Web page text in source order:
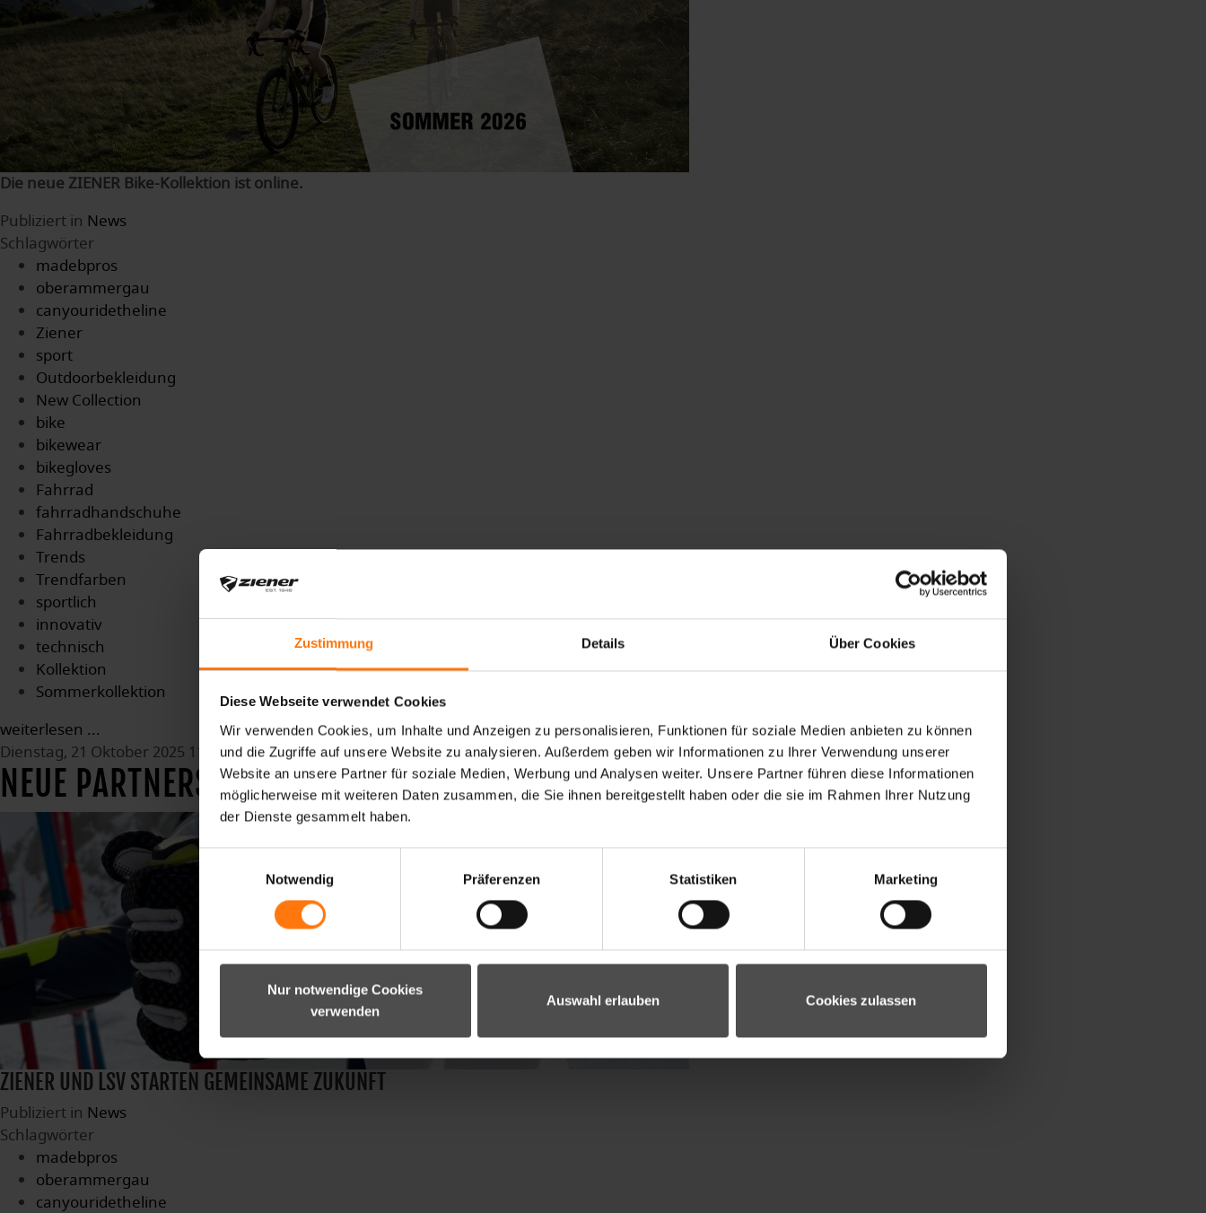
Zustimmung Details Über Cookies
Diese Webseite verwendet Cookies
Wir verwenden Cookies, um Inhalte und Anzeigen zu personalisieren, Funktionen für soziale Medien anbieten zu können
und die Zugriffe auf unsere Website zu analysieren. Außerdem geben wir Informationen zu Ihrer Verwendung unserer
Website an unsere Partner für soziale Medien, Werbung und Analysen weiter. Unsere Partner führen diese Informationen
möglicherweise mit weiteren Daten zusammen, die Sie ihnen bereitgestellt haben oder die sie im Rahmen Ihrer Nutzung
der Dienste gesammelt haben.
Einwilligungsauswahl
Notwendig
Präferenzen Statistiken Marketing
Nur notwendige Cookies
verwenden
Auswahl erlauben Cookies zulassen
Die neue ZIENER Bike-Kollektion ist online.
Publiziert in News
Schlagwörter
madebpros
oberammergau
canyouridetheline
Ziener
sport
Outdoorbekleidung
New Collection
bike
bikewear
bikegloves
Fahrrad
fahrradhandschuhe
Fahrradbekleidung
Trends
Trendfarben
sportlich
innovativ
technisch
Kollektion
Sommerkollektion
weiterlesen ...
Dienstag, 21 Oktober 2025 11:36
NEUE PARTNERSCHAFT IM WINTERSPORT
ZIENER UND LSV STARTEN GEMEINSAME ZUKUNFT
Publiziert in News
Schlagwörter
madebpros
oberammergau
canyouridetheline